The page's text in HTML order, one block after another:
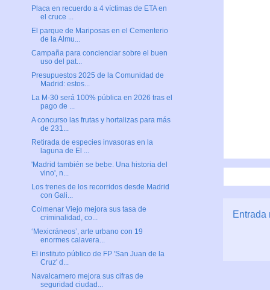
Entrada
Placa en recuerdo a 4 víctimas de ETA en
el cruce ...
El parque de Mariposas en el Cementerio
de la Almu...
Campaña para concienciar sobre el buen
uso del pat...
Presupuestos 2025 de la Comunidad de
Madrid: estos...
La M-30 será 100% pública en 2026 tras el
pago de ...
A concurso las frutas y hortalizas para más
de 231...
Retirada de especies invasoras en la
laguna de El ...
'Madrid también se bebe. Una historia del
vino', n...
Los trenes de los recorridos desde Madrid
con Gali...
Colmenar Viejo mejora sus tasa de
criminalidad, co...
‘Mexicráneos’, arte urbano con 19
enormes calavera...
El instituto público de FP 'San Juan de la
Cruz' d...
Navalcarnero mejora sus cifras de
seguridad ciudad...